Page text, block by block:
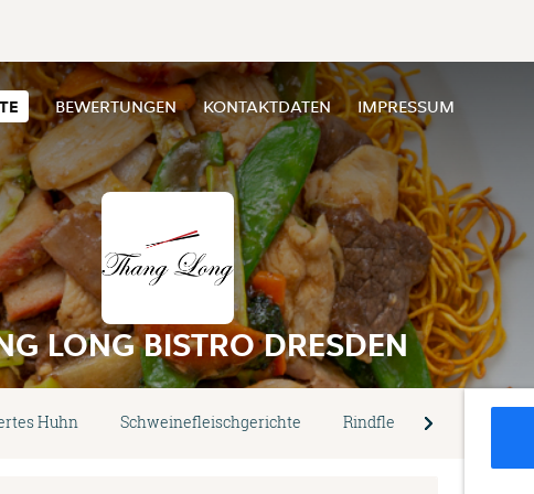
BEWERTUNGEN KONTAKTDATEN IMPRESSUM
LONG BISTRO DRESDEN
Huhn Schweinefleischgerichte Rindfleischgerichte